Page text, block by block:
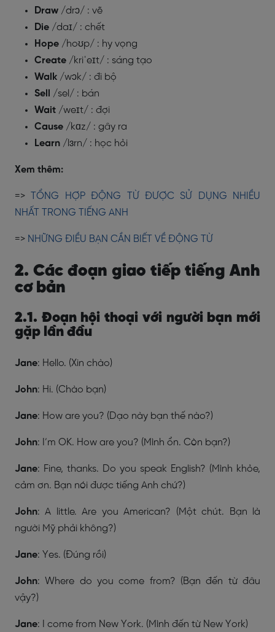
Draw /drɔ/ : vẽ
Die /daɪ/ : chết
Hope /hoʊp/ : hy vọng
Create /kriˈeɪt/ : sáng tạo
Walk /wɔk/ : đi bộ
Sell /sel/ : bán
Wait /weɪt/ : đợi
Cause /kɑz/ : gây ra
Learn /lɜrn/ : học hỏi
Xem thêm:
=>
TỔNG HỢP ĐỘNG TỪ ĐƯỢC SỬ DỤNG NHIỀU
NHẤT TRONG TIẾNG ANH
=> NHỮNG ĐIỀU BẠN CẦN BIẾT VỀ ĐỘNG TỪ
2. Các đoạn giao tiếp tiếng Anh
cơ bản
2.1. Đoạn hội thoại với người bạn mới
gặp lần đầu
Jane: Hello. (Xin chào)
John: Hi. (Chào bạn)
Jane: How are you? (Dạo này bạn thế nào?)
John: I’m OK. How are you? (Mình ổn. Còn bạn?)
Jane: Fine, thanks. Do you speak English? (Mình khỏe,
cảm ơn. Bạn nói được tiếng Anh chứ?)
John: A little. Are you American? (Một chút. Bạn là
người Mỹ phải không?)
Jane: Yes. (Đúng rồi)
John: Where do you come from? (Bạn đến từ đâu
vậy?)
Jane: I come from New York. (Mình đến từ New York)